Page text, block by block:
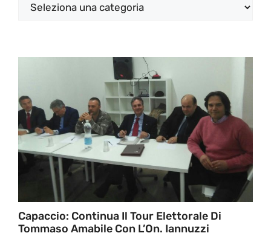
Capaccio: Continua Il Tour Elettorale Di
Tommaso Amabile Con L’On. Iannuzzi